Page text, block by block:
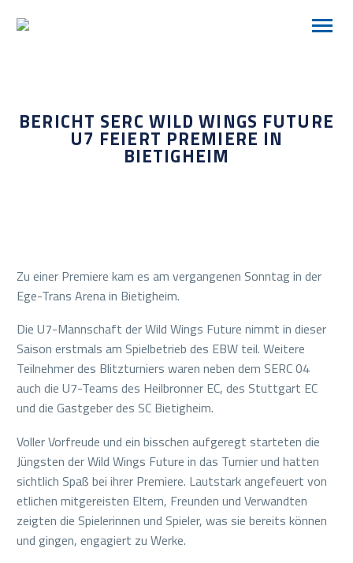
BERICHT SERC WILD WINGS FUTURE
U7 FEIERT PREMIERE IN
BIETIGHEIM
Zu einer Premiere kam es am vergangenen Sonntag in der
Ege-Trans Arena in Bietigheim.
Die U7-Mannschaft der Wild Wings Future nimmt in dieser
Saison erstmals am Spielbetrieb des EBW teil. Weitere
Teilnehmer des Blitzturniers waren neben dem SERC 04
auch die U7-Teams des Heilbronner EC, des Stuttgart EC
und die Gastgeber des SC Bietigheim.
Voller Vorfreude und ein bisschen aufgeregt starteten die
Jüngsten der Wild Wings Future in das Turnier und hatten
sichtlich Spaß bei ihrer Premiere. Lautstark angefeuert von
etlichen mitgereisten Eltern, Freunden und Verwandten
zeigten die Spielerinnen und Spieler, was sie bereits können
und gingen, engagiert zu Werke.